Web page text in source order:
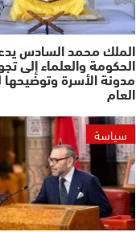
الملك محمد السادس
الحكومة والعلماء إلى
مدونة الأسرة وتوضيحها
العام
سياسة